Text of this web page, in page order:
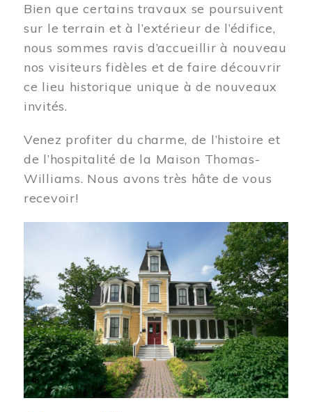
Bien que certains travaux se poursuivent
sur le terrain et à l’extérieur de l’édifice,
nous sommes ravis d’accueillir à nouveau
nos visiteurs fidèles et de faire découvrir
ce lieu historique unique à de nouveaux
invités.
Venez profiter du charme, de l’histoire et
de l’hospitalité de la Maison Thomas-
Williams. Nous avons très hâte de vous
recevoir!